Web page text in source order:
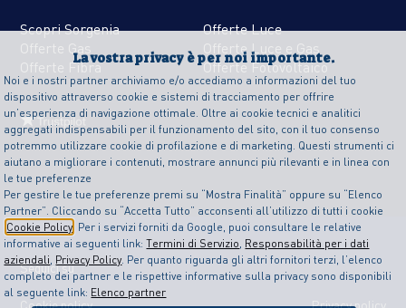
La vostra privacy è per noi importante.
Noi e i nostri partner archiviamo e/o accediamo a informazioni del tuo
dispositivo attraverso cookie e sistemi di tracciamento per offrire
un’esperienza di navigazione ottimale. Oltre ai cookie tecnici e analitici
aggregati indispensabili per il funzionamento del sito, con il tuo consenso
potremmo utilizzare cookie di profilazione e di marketing. Questi strumenti ci
aiutano a migliorare i contenuti, mostrare annunci più rilevanti e in linea con
le tue preferenze
Per gestire le tue preferenze premi su “Mostra Finalità” oppure su “Elenco
Partner”. Cliccando su “Accetta Tutto” acconsenti all’utilizzo di tutti i cookie
Cookie Policy . Per i servizi forniti da Google, puoi consultare le relative
informative ai seguenti link:Termini di Servizio, Responsabilità per i dati
aziendali, Privacy Policy. Per quanto riguarda gli altri fornitori terzi, l’elenco
completo dei partner e le rispettive informative sulla privacy sono disponibili
al seguente link: Elenco partner
Scopri Sorgenia
Offerte Luce
Offerte Gas
Offerte Luce e Gas
Offerte Fibra
Offerte Fotovoltaico
Seguici su
Cookie policy Privacy policy